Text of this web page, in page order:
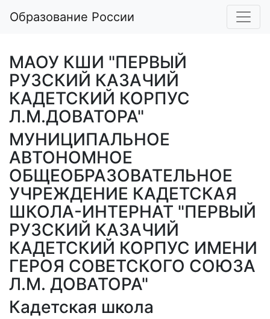
Образование России
МАОУ КШИ "ПЕРВЫЙ
РУЗСКИЙ КАЗАЧИЙ
КАДЕТСКИЙ КОРПУС
Л.М.ДОВАТОРА"
МУНИЦИПАЛЬНОЕ
АВТОНОМНОЕ
ОБЩЕОБРАЗОВАТЕЛЬНОЕ
УЧРЕЖДЕНИЕ КАДЕТСКАЯ
ШКОЛА-ИНТЕРНАТ "ПЕРВЫЙ
РУЗСКИЙ КАЗАЧИЙ
КАДЕТСКИЙ КОРПУС ИМЕНИ
ГЕРОЯ СОВЕТСКОГО СОЮЗА
Л.М. ДОВАТОРА"
Кадетская школа